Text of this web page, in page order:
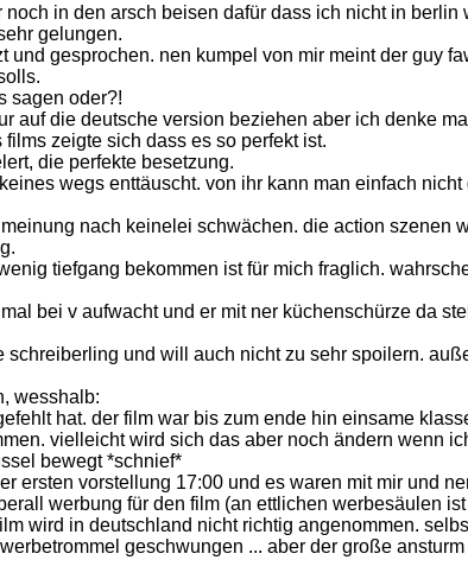
in den arsch beisen dafür dass ich nicht in
gelungen.
gesprochen. nen kumpel von mir meint der guy
sagen oder?!
auf die deutsche version beziehen aber ich denke
zeigte sich dass es so perfekt ist.
die perfekte besetzung.
wegs enttäuscht. von ihr kann man einfach
nach keinelei schwächen. die action szenen
tiefgang bekommen ist für mich fraglich.
bei v aufwacht und er mit ner küchenschürze da
und will auch nicht zu sehr spoilern.
wesshalb:
hat. der film war bis zum ende hin einsame
vielleicht wird sich das aber noch ändern wenn
bewegt *schnief*
ersten vorstellung 17:00 und es waren mit mir und
werbung für den film (an ettlichen werbesäulen
wird in deutschland nicht richtig angenommen.
geschwungen ... aber der große